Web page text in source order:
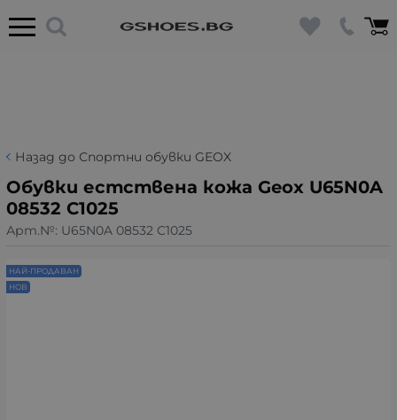
Назад до Спортни обувки GEOX
Обувки естствена кожа Geox U65N0A
08532 C1025
Арт.№: U65N0A 08532 C1025
НАЙ-ПРОДАВАН
НОВ